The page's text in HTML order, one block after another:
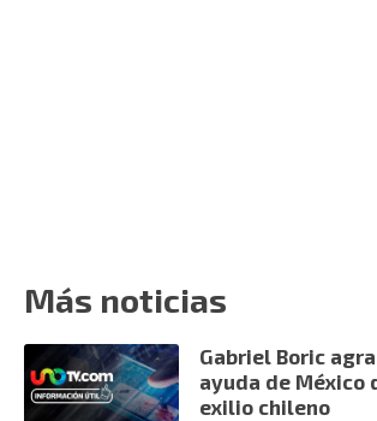
Más noticias
Gabriel Boric
ayuda de México
exilio chileno